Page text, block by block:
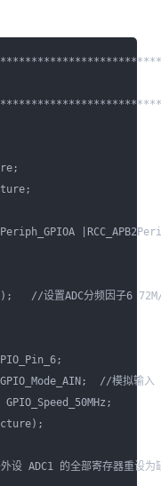
//设置ADC分频因子6
输入引脚
//模拟输入
ADC1 的全部寄存器重设为